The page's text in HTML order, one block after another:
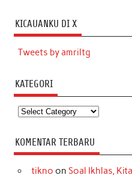
KICAUANKU DI X
Tweets by amriltg
KATEGORI
Kategori
KOMENTAR TERBARU
tikno on Soal Ikhlas,